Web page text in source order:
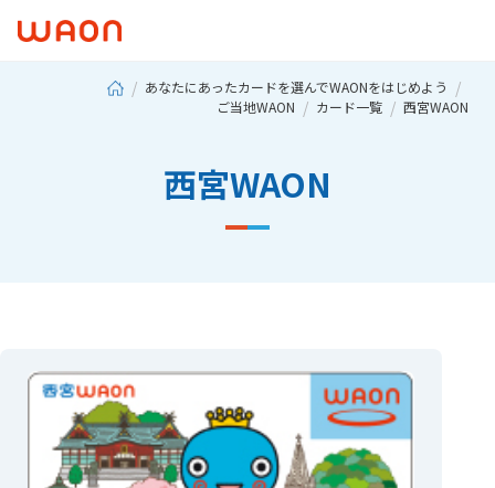
あなたにあったカードを選んでWAONをはじめよう
ご当地WAON
カード一覧 西宮WAON
西宮WAON